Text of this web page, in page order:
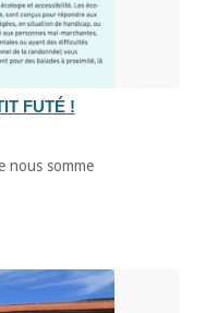
FUTÉ !
nous somme